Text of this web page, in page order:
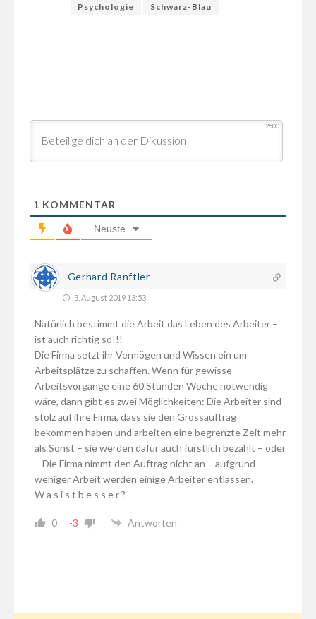
Psychologie
Schwarz-Blau
2500
1 KOMMENTAR
Neuste
Gerhard Ranftler
3. August 2019 13:53
Natürlich bestimmt die Arbeit das Leben des Arbeiter –
ist auch richtig so!!!
Die Firma setzt ihr Vermögen und Wissen ein um
Arbeitsplätze zu schaffen. Wenn für gewisse
Arbeitsvorgänge eine 60 Stunden Woche notwendig
wäre, dann gibt es zwei Möglichkeiten: Die Arbeiter sind
stolz auf ihre Firma, dass sie den Grossauftrag
bekommen haben und arbeiten eine begrenzte Zeit mehr
als Sonst – sie werden dafür auch fürstlich bezahlt – oder
– Die Firma nimmt den Auftrag nicht an – aufgrund
weniger Arbeit werden einige Arbeiter entlassen.
W a s i s t b e s s e r ?
0 -3 Antworten